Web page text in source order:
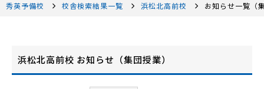
秀英予備校 校舎検索結果一覧 浜松北高前校 お知らせ一覧（
浜松北高前校 お知らせ（集団授業）